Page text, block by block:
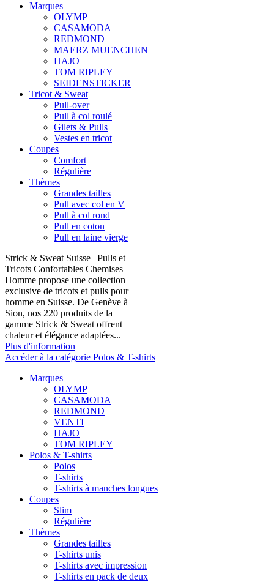
Marques
OLYMP
CASAMODA
REDMOND
MAERZ MUENCHEN
HAJO
TOM RIPLEY
SEIDENSTICKER
Tricot & Sweat
Pull-over
Pull à col roulé
Gilets & Pulls
Vestes en tricot
Coupes
Comfort
Régulière
Thèmes
Grandes tailles
Pull avec col en V
Pull à col rond
Pull en coton
Pull en laine vierge
Strick & Sweat Suisse | Pulls et
Tricots Confortables Chemises
Homme propose une collection
exclusive de tricots et pulls pour
homme en Suisse. De Genève à
Sion, nos 220 produits de la
gamme Strick & Sweat offrent
chaleur et élégance adaptées...
Plus d'information
Accéder à la catégorie Polos & T-shirts
Marques
OLYMP
CASAMODA
REDMOND
VENTI
HAJO
TOM RIPLEY
Polos & T-shirts
Polos
T-shirts
T-shirts à manches longues
Coupes
Slim
Régulière
Thèmes
Grandes tailles
T-shirts unis
T-shirts avec impression
T-shirts en pack de deux